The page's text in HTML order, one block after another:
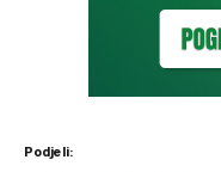
Podjeli: